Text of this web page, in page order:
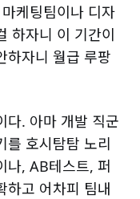
케팅팀이나 디자
하자니 이 기간이
하자니 월급 루팡
다. 아마 개발 직군
를 호시탐탐 노리
나, AB테스트, 퍼
하고 어차피 팀내